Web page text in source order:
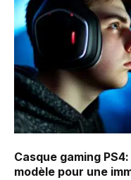
Casque gaming
modèle pour une